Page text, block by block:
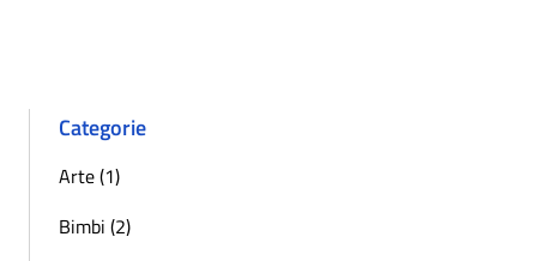
Categorie
Arte (1)
Bimbi (2)